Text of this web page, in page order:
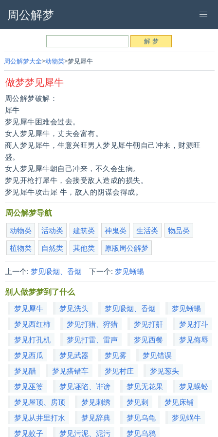
周公解梦
周公解梦大全 动物类 梦见犀牛
做梦梦见犀牛
周公解梦破解：
犀牛
梦见犀牛困难会过去。
女人梦见犀牛，丈夫会富有。
商人梦见犀牛，生意兴旺男人梦见犀牛朝自己冲来，财源旺
盛。
女人梦见犀牛朝自己冲来，不久会生病。
梦见开枪打犀牛，会接受敌人造成的损失。
梦见犀牛攻击犀 牛，敌人的阴谋会得成。
周公解梦导航
动物类 活动类 建筑类 神鬼类 生活类
物品类
植物类
自然类 其他类 原版周公解梦
上一个: 梦见吸烟、香烟 下一个: 梦见蜥蝪
别人做梦梦到了什么
梦见犀牛 梦见洗头 梦见吸烟、香烟
梦见蜥蝪
梦见西红柿
梦见打猎、狩猎 梦见打鼾
梦见打斗
梦见打孔机
梦见打雷、雷声 梦见西餐
梦见侮辱
梦见西瓜
梦见武器 梦见雾
梦见错误
梦见醋
梦见搭错车 梦见村庄
梦见葱头
梦见巫婆
梦见诬陷、诽谤 梦见无花果
梦见蜈蚣
梦见屋顶、房顶
梦见刺绣 梦见刺
梦见床铺
梦见从井里打水
梦见辞典 梦见乌龟
梦见蜗牛
梦见蚊子
梦见污泥、泥污 梦见乌鸦